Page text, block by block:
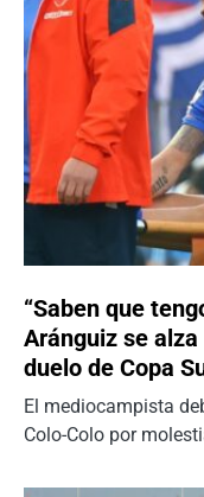
“Saben que
Aránguiz se
duelo de Copa
El mediocampista
Colo-Colo por